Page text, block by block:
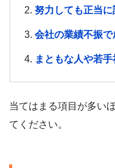
努力しても正当
会社の業績不振
まともな人や若
当てはまる項目が多い
てください。